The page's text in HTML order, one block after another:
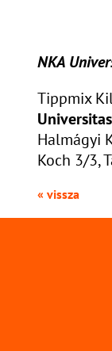
NKA
Tippmix
Halmágyi
Koch 3/3,
« vissza